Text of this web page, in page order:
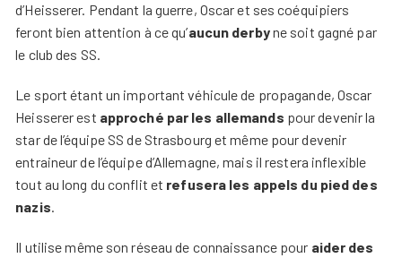
d’Heisserer. Pendant la guerre, Oscar et ses coéquipiers
feront bien attention à ce qu’aucun derbyne soit gagné par
le club des SS.
Le sport étant un important véhicule de propagande, Oscar
Heisserer est approché par les allemands pour devenir la
star de l’équipe SS de Strasbourg et même pour devenir
entraineur de l’équipe d’Allemagne, mais il restera inflexible
tout au long du conflit et refusera les appels du pied des
nazis.
Il utilise même son réseau de connaissance pour aider des